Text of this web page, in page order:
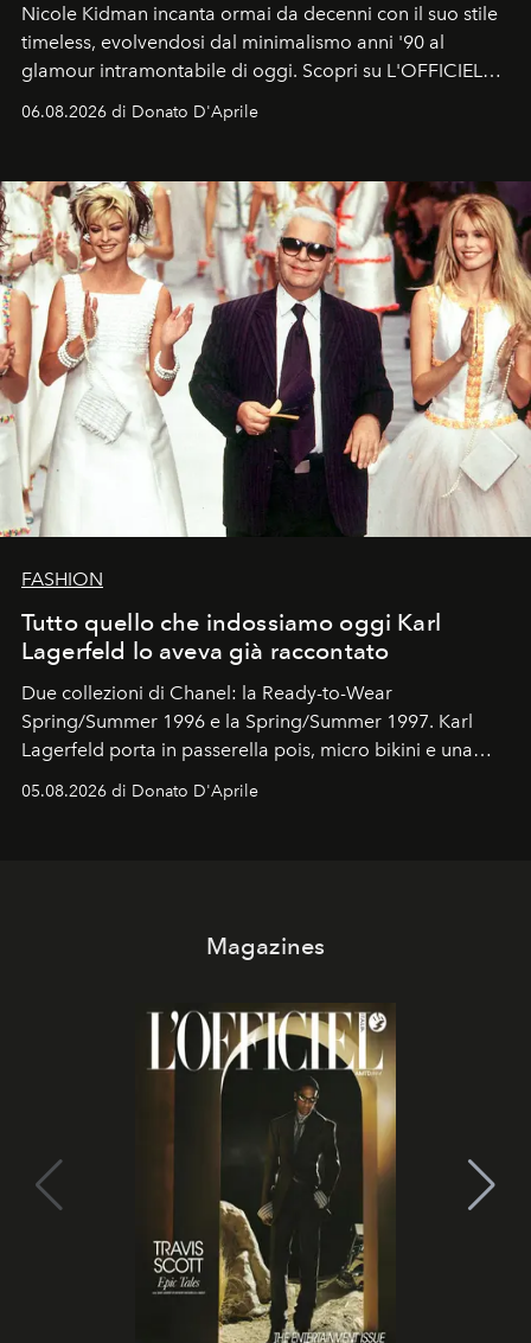
Nicole Kidman incanta ormai da decenni con il suo stile
timeless, evolvendosi dal minimalismo anni '90 al
glamour intramontabile di oggi. Scopri su L'OFFICIEL
Italia la sua style evolution.
06.08.2026 di Donato D'Aprile
FASHION
Tutto quello che indossiamo oggi Karl
Lagerfeld lo aveva già raccontato
Due collezioni di Chanel: la Ready-to-Wear
Spring/Summer 1996 e la Spring/Summer 1997. Karl
Lagerfeld porta in passerella pois, micro bikini e una
logomania pensata per la spiaggia
Kate, Claudia e Carla una dietro l'altra. Trent'anni dopo,
05.08.2026 di Donato D'Aprile
Magazines